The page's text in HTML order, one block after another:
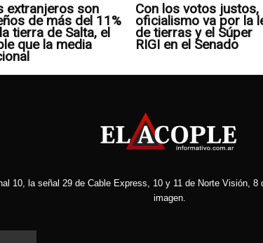
extranjeros son
de más del 11%
tierra de Salta, el
que la media
Con los votos justos,
oficialismo va por la
de tierras y el Súper
RIGI en el Senado
10, la señal 29 de Cable Express, 10 y 11 de Norte Visión,
imagen.